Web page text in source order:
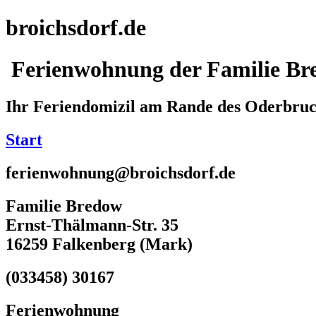
broichsdorf.de
Ferienwohnung der Familie
Ihr Feriendomizil am Rande des
Start
ferienwohnung@broichsdorf.de
Familie Bredow
Ernst-Thälmann-Str. 35
16259 Falkenberg (Mark)
(033458) 30167
Ferienwohnung